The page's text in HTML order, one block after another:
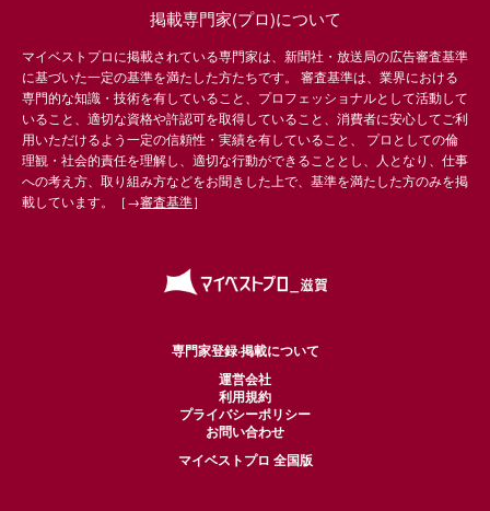
掲載専門家(プロ)について
マイベストプロに掲載されている専門家は、新聞社・放送局の広告審査基準
に基づいた一定の基準を満たした方たちです。 審査基準は、業界における
専門的な知識・技術を有していること、プロフェッショナルとして活動して
いること、適切な資格や許認可を取得していること、消費者に安心してご利
用いただけるよう一定の信頼性・実績を有していること、 プロとしての倫
理観・社会的責任を理解し、適切な行動ができることとし、人となり、仕事
への考え方、取り組み方などをお聞きした上で、基準を満たした方のみを掲
載しています。［→審査基準］
専門家登録·掲載について
運営会社
利用規約
プライバシーポリシー
お問い合わせ
マイベストプロ 全国版